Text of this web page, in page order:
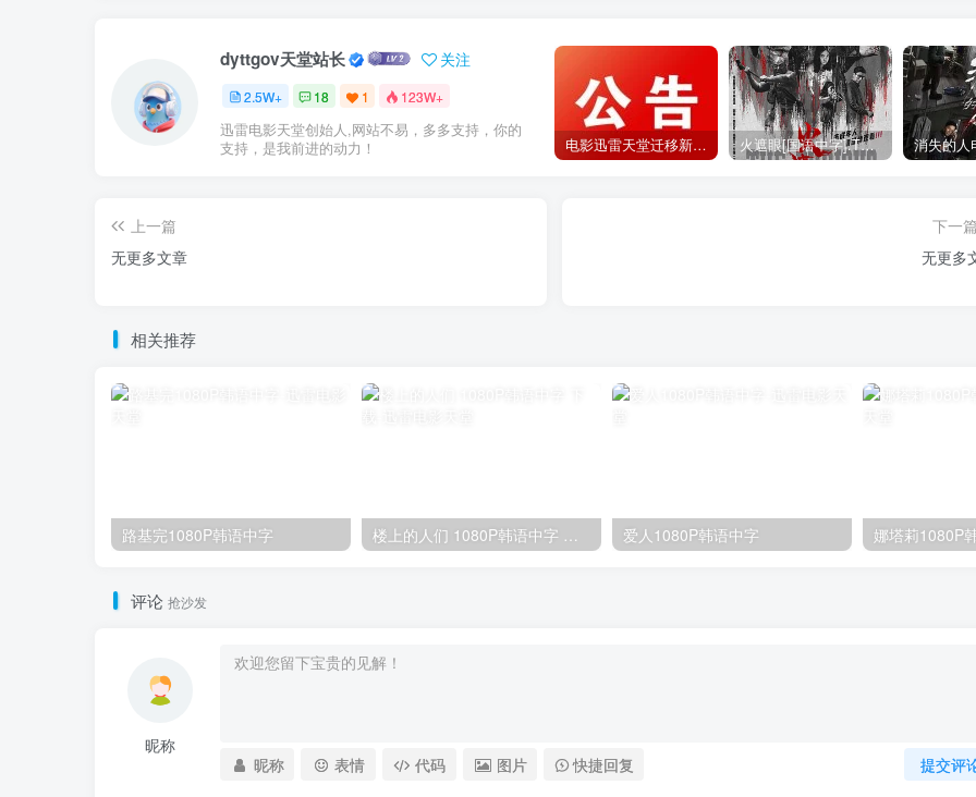
dyttgov天堂站长 关注
2.5W+ 18 1 123W+
迅雷电影天堂创始人,网站不易，多多支持，你的
支持，是我前进的动力！
电影迅雷天堂迁移新服务器,正常更新，维护完毕! 火遮眼[国语中字].The.Furious.2026.1080p+2160p高清下载
上一篇
无更多文章
下一篇
无更多
相关推荐
路基完1080P韩语中字 爱人1080P韩语中字 娜塔莉1080P韩
评论 抢沙发
昵称
提交评
昵称 表情 代码 图片 快捷回复